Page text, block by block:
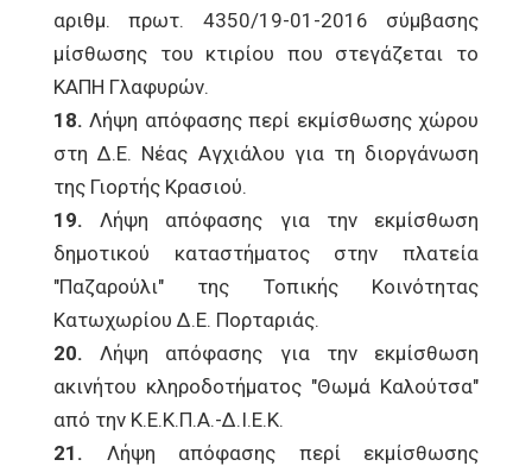
αριθμ. πρωτ. 4350/19-01-2016 σύμβασης
μίσθωσης του κτιρίου που στεγάζεται το
ΚΑΠΗ Γλαφυρών.
18. Λήψη απόφασης περί εκμίσθωσης χώρου
στη Δ.Ε. Νέας Αγχιάλου για τη διοργάνωση
της Γιορτής Κρασιού.
19. Λήψη απόφασης για την εκμίσθωση
δημοτικού καταστήματος στην πλατεία
"Παζαρούλι" της Τοπικής Κοινότητας
Κατωχωρίου Δ.Ε. Πορταριάς.
20. Λήψη απόφασης για την εκμίσθωση
ακινήτου κληροδοτήματος "Θωμά Καλούτσα"
από την Κ.Ε.Κ.Π.Α.-Δ.Ι.Ε.Κ.
21. Λήψη απόφασης περί εκμίσθωσης